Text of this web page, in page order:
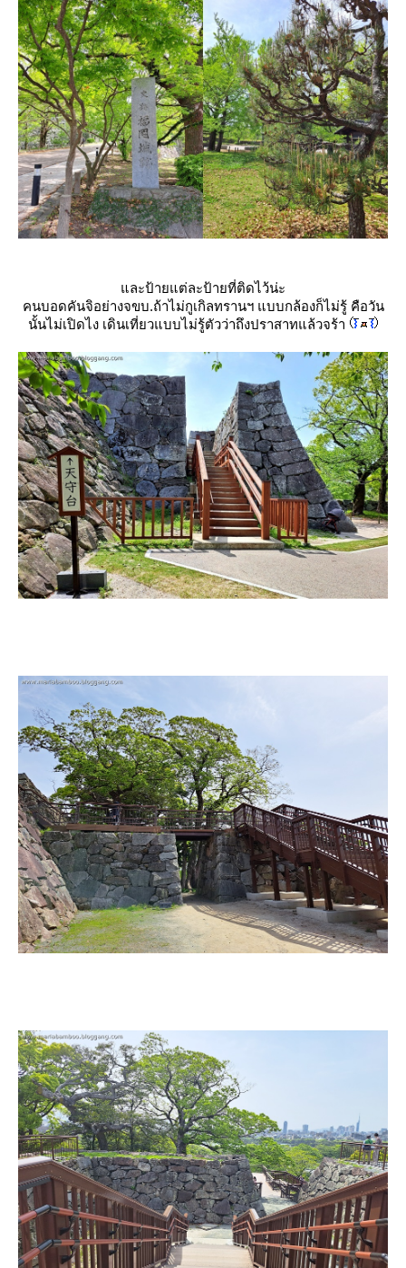
ละป้ายแต่ละป้ายที่ติดไว้น่ะ
คนบอดคันจิอย่างจขบ.ถ้าไม่กูเกิลทรานฯ แบบกล้องก็ไม่รู้ คือวัน
นั้นไม่เปิดไง เดินเที่ยวแบบไม่รู้ตัวว่าถึงปราสาทแล้วจร้า